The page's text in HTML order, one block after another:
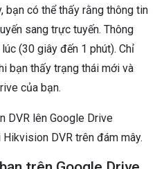
bạn có thể thấy rằng thông tin
sang trực tuyến. Thông
(30 giây đến 1 phút). Chỉ
bạn thấy trạng thái mới và
của bạn.
DVR trên đám mây.